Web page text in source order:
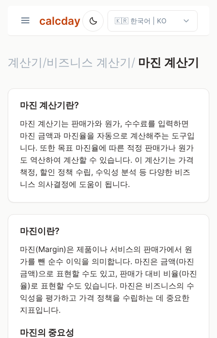
calcday
계산기/비즈니스 계산기/ 마진 계산기
마진 계산기란?
마진 계산기는 판매가와 원가, 수수료를 입력하면
마진 금액과 마진율을 자동으로 계산해주는 도구입
니다. 또한 목표 마진율에 따른 적정 판매가나 원가
도 역산하여 계산할 수 있습니다. 이 계산기는 가격
책정, 할인 정책 수립, 수익성 분석 등 다양한 비즈
니스 의사결정에 도움이 됩니다.
마진이란?
마진(Margin)은 제품이나 서비스의 판매가에서 원
가를 뺀 순수 이익을 의미합니다. 마진은 금액(마진
금액)으로 표현할 수도 있고, 판매가 대비 비율(마진
율)로 표현할 수도 있습니다. 마진은 비즈니스의 수
익성을 평가하고 가격 정책을 수립하는 데 중요한
지표입니다.
마진의 중요성